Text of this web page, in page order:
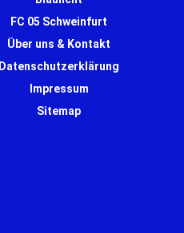
FC 05 Schweinfurt
Über uns & Kontakt
Datenschutzerklärung
Impressum
Sitemap